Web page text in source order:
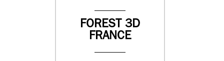
FOREST 3D
FRANCE